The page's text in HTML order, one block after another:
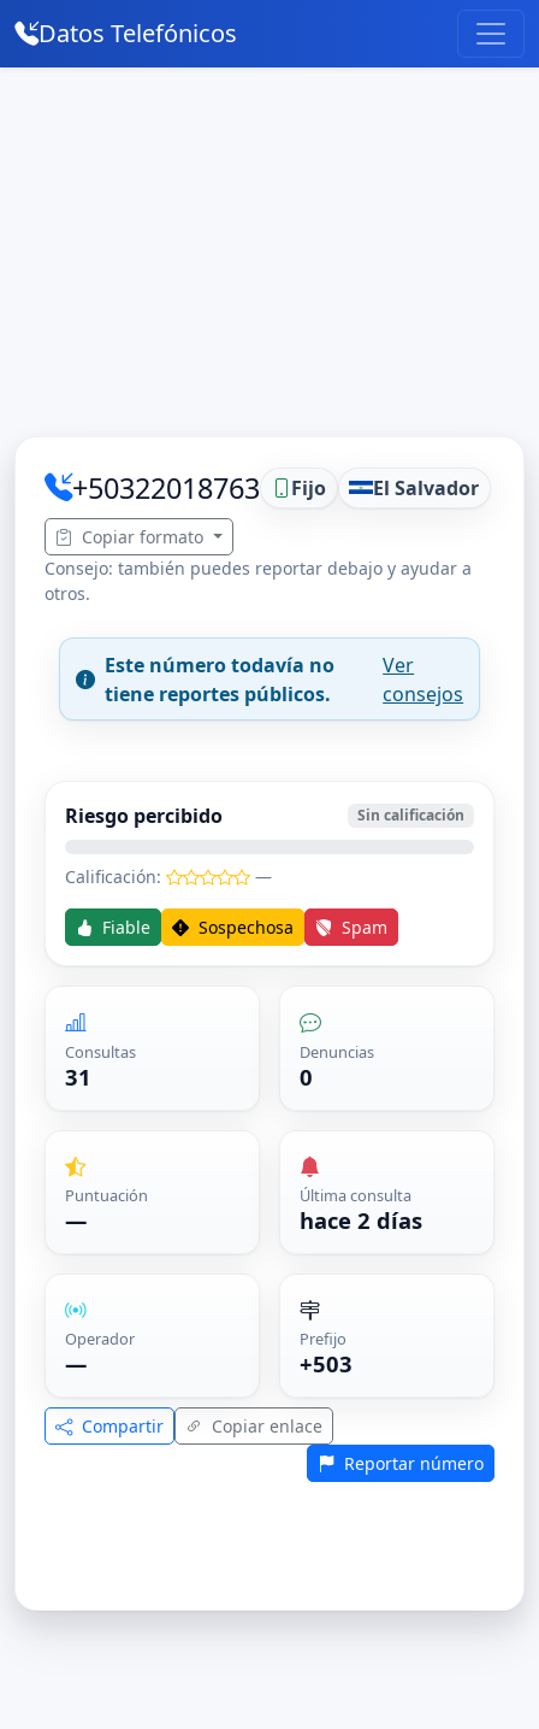
Datos Telefónicos
+50322018763 Fijo El Salvador
Copiar formato
Consejo: también puedes reportar debajo y ayudar a
otros.
Este número todavía no
tiene reportes públicos.
Ver
consejos
Riesgo percibido Sin calificación
Calificación: —
Fiable Sospechosa Spam
Consultas
31
Denuncias
0
Puntuación
—
Última consulta
hace 2 días
Operador
—
Prefijo
+503
Compartir
Copiar enlace
Reportar número